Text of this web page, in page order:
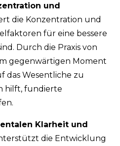
und
die Konzentration und
für eine bessere
Durch die Praxis von
gegenwärtigen Moment
das Wesentliche zu
hilft, fundierte
Klarheit und
die Entwicklung